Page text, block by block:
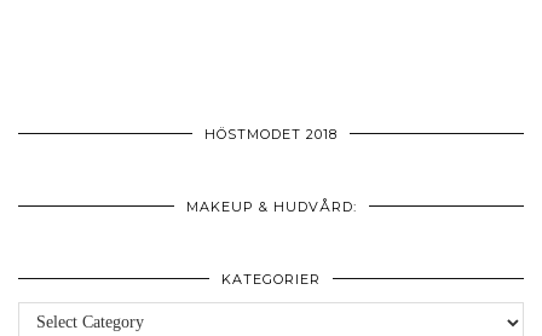
HÖSTMODET 2018
MAKEUP & HUDVÅRD:
KATEGORIER
Kategorier